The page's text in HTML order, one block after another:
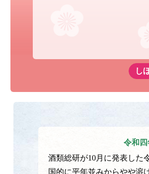
し
令和
酒類総研が10月に発表した
国的に平年並みからやや溶